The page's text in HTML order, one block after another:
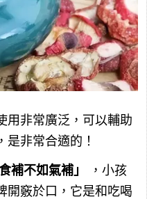
用非常廣泛，可以輔助
是非常合適的！
補不如氣補」
，小孩
開竅於口，它是和吃喝